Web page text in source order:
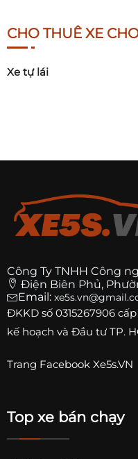
CHO THUÊ XE
Xe tự lái
Công Ty TNHH Công
Điện Biên Phủ,
Email:
ĐKKD số 0315267906
kế hoạch và Đầu tư TP.
Trang Facebook Xe5s.VN
Top xe bán chạy